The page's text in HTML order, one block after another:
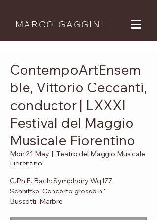
MARCO GAGGINI
ContempoArtEnsem
ble, Vittorio Ceccanti,
conductor | LXXXI
Festival del Maggio
Musicale Fiorentino
Mon 21 May
  |
Teatro del Maggio Musicale
Fiorentino
C.Ph.E. Bach: Symphony Wq177
Schnittke: Concerto grosso n.1
Bussotti: Marbre